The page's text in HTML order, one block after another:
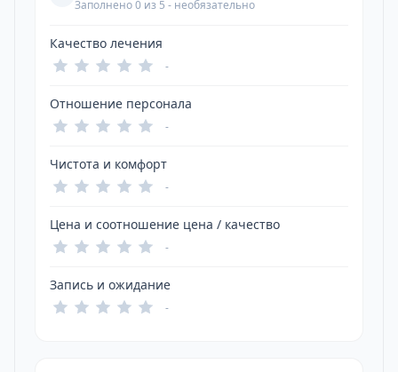
Заполнено 0 из 5 - необязательно
Качество лечения
-
Отношение персонала
-
Чистота и комфорт
-
Цена и соотношение цена / качество
-
Запись и ожидание
-